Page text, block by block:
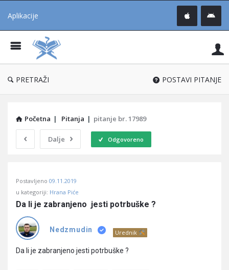
Aplikacije
®
PRETRAŽI POSTAVI PITANJE
Početna | Pitanja | pitanje br. 17989
Dalje Odgovoreno
Učene
Latest
Pitanja
Postavljeno 09.11.2019
u kategoriji: Hrana Piće
Da li je zabranjeno  jesti potrbuške ?
Nedzmudin Urednik
Da li je zabranjeno jesti potrbuške ?